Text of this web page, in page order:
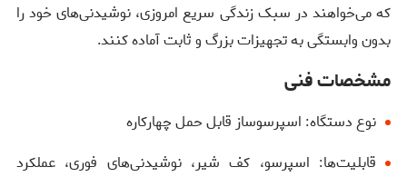
که می‌خواهند در سبک زندگی سریع امروزی، نوشیدنی‌های خود را
بدون وابستگی به تجهیزات بزرگ و ثابت آماده کنند.
مشخصات فنی
نوع دستگاه: اسپرسوساز قابل حمل چهارکاره
قابلیت‌ها: اسپرسو، کف شیر، نوشیدنی‌های فوری، عملکرد